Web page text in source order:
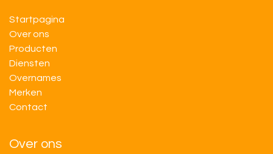
Startpagina
Over ons
Producten
Diensten
Overnames
M​​erken
Contact
Over ons